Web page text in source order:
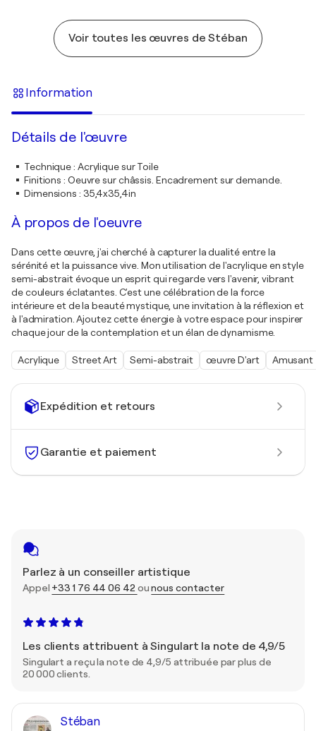
Expédition et retours
Garantie et paiement
Parlez à un conseiller artistique
Appel +33 1 76 44 06 42ounous contacter
Les clients attribuent à Singulart la note de 4,9/5
Singulart a reçu la note de 4,9/5 attribuée par plus de
20 000 clients.
Stéban
Voir toutes les œuvres de Stéban
Information
Détails de l'œuvre
Technique: Acrylique sur Toile
Finitions : Oeuvre sur châssis. Encadrement sur demande.
Dimensions : 35,4x35,4in
À propos de l'oeuvre
Dans cette œuvre, j'ai cherché à capturer la dualité entre la
sérénité et la puissance vive. Mon utilisation de l'acrylique en style
semi-abstrait évoque un esprit qui regarde vers l'avenir, vibrant
de couleurs éclatantes. C'est une célébration de la force
intérieure et de la beauté mystique, une invitation à la réflexion et
à l'admiration. Ajoutez cette énergie à votre espace pour inspirer
chaque jour de la contemplation et un élan de dynamisme.
Acrylique Street Art Semi-abstrait œuvre D'art Amusant